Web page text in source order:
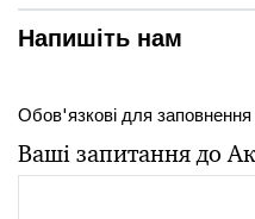
Напишіть нам
Обов'язкові для заповнення
Ваші запитання до